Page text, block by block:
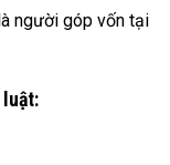
người góp vốn tại